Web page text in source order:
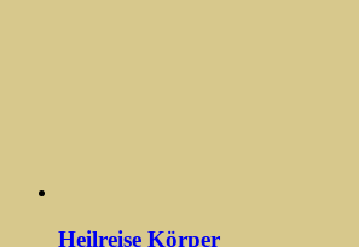
Heilreise Körper